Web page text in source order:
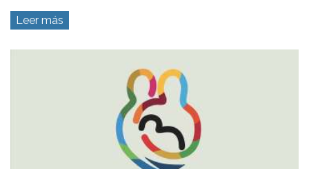
Leer más